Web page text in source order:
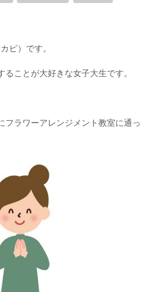
ピ）です。
ことが大好きな女子大生です。
フラワーアレンジメント教室に通っ